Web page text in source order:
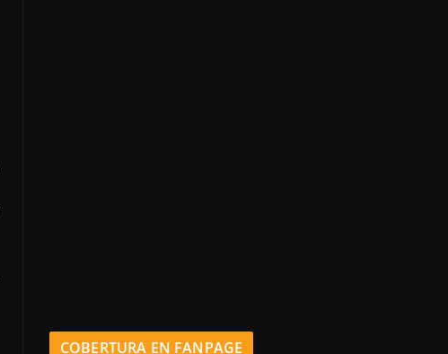
COBERTURA EN FANPAGE